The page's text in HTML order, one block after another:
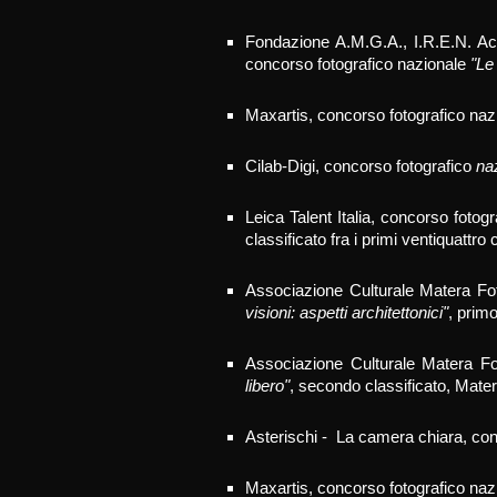
Fondazione A.M.G.A., I.R.E.N.
concorso fotografico nazionale
Maxartis, concorso fotografico
Cilab-Digi, concorso fotografico
Leica Talent Italia, concorso
classificato fra i primi ventiquattro
Associazione Culturale Matera
visioni: aspetti architettonici",
Associazione Culturale Matera
libero", secondo classificato,
Asterischi - La camera chiara,
Maxartis, concorso fotografico